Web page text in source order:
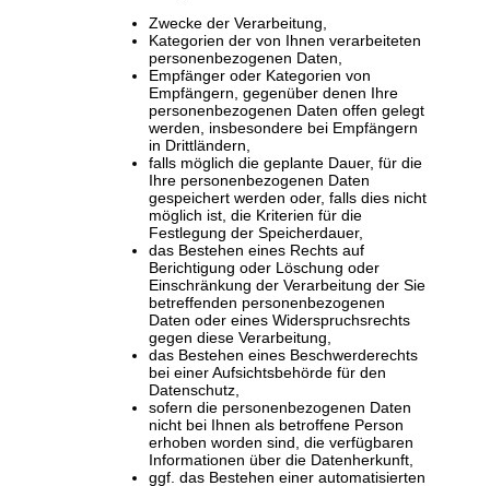
Zwecke der Verarbeitung,
Kategorien der von Ihnen verarbeiteten
personenbezogenen Daten,
Empfänger oder Kategorien von
Empfängern, gegenüber denen Ihre
personenbezogenen Daten offen gelegt
werden, insbesondere bei Empfängern
in Drittländern,
falls möglich die geplante Dauer, für die
Ihre personenbezogenen Daten
gespeichert werden oder, falls dies nicht
möglich ist, die Kriterien für die
Festlegung der Speicherdauer,
das Bestehen eines Rechts auf
Berichtigung oder Löschung oder
Einschränkung der Verarbeitung der Sie
betreffenden personenbezogenen
Daten oder eines Widerspruchsrechts
gegen diese Verarbeitung,
das Bestehen eines Beschwerderechts
bei einer Aufsichtsbehörde für den
Datenschutz,
sofern die personenbezogenen Daten
nicht bei Ihnen als betroffene Person
erhoben worden sind, die verfügbaren
Informationen über die Datenherkunft,
ggf. das Bestehen einer automatisierten